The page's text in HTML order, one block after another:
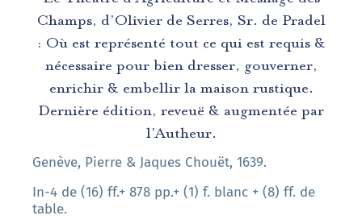
Champs, d’Olivier de Serres, Sr. de Pradel
: Où est représenté tout ce qui est requis &
nécessaire pour bien dresser, gouverner,
enrichir & embellir la maison rustique.
Dernière édition, reveuë & augmentée par
l'Autheur.
Genève, Pierre & Jaques Chouët, 1639.
In-4 de (16) ff.+ 878 pp.+ (1) f. blanc + (8) ff. de
table.